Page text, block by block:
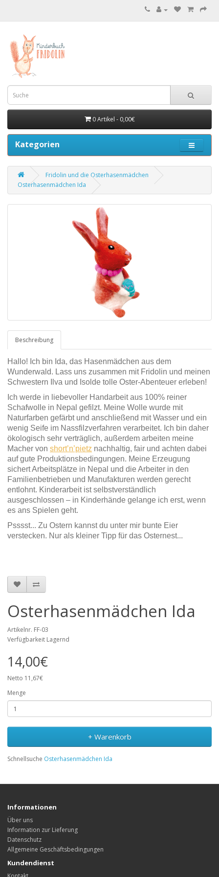
0 Artikel - 0,00€
Kategorien
Fridolin und die Osterhasenmädchen
Osterhasenmädchen Ida
Beschreibung
Hallo! Ich bin Ida, das Hasenmädchen aus dem
Wunderwald. Lass uns zusammen mit Fridolin und meinen
Schwestern Ilva und Isolde tolle Oster-Abenteuer erleben!
Ich werde in liebevoller Handarbeit aus 100% reiner
Schafwolle in Nepal gefilzt. Meine Wolle wurde mit
Naturfarben gefärbt und anschließend mit Wasser und ein
wenig Seife im Nassfilzverfahren verarbeitet. Ich bin daher
ökologisch sehr verträglich, außerdem arbeiten meine
Macher von short’n’pietz nachhaltig, fair und achten dabei
auf gute Produktionsbedingungen. Meine Erzeugung
sichert Arbeitsplätze in Nepal und die Arbeiter in den
Familienbetrieben und Manufakturen werden gerecht
entlohnt. Kinderarbeit ist selbstverständlich
ausgeschlossen – in Kinderhände gelange ich erst, wenn
es ans Spielen geht.
Psssst... Zu Ostern kannst du unter mir bunte Eier
verstecken. Nur als kleiner Tipp für das Osternest...
Osterhasenmädchen Ida
Artikelnr. FF-03
Verfügbarkeit Lagernd
14,00€
Netto 11,67€
Menge
+ Warenkorb
Schnellsuche Osterhasenmädchen Ida
Informationen
Über uns
Information zur Lieferung
Datenschutz
Allgemeine Geschäftsbedingungen
Kundendienst